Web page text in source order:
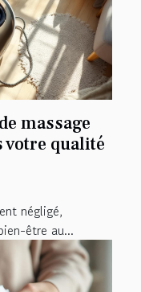
massage
qualité
négligé,
être au...